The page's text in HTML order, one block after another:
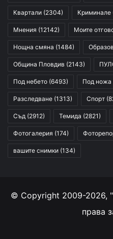
Квартали (2304) Криминале
Мнения (12142) Моите
Нощна смяна (1484)
Община Пловдив (2143)
Под небето (6493) Под ножа
Разследване (1313) Спорт
Съд (2912) Темида (2821)
Фотогалерия (174)
вашите снимки (134)
© Copyright 2009-2026,
права